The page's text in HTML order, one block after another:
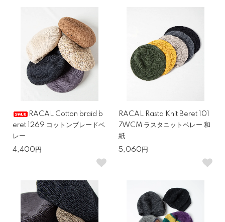
RACAL Cotton braid b
eret 1269 コットンブレードベ
レー
4,400円
RACAL Rasta Knit Beret 101
7WCM ラスタニットベレー 和
紙
5,060円